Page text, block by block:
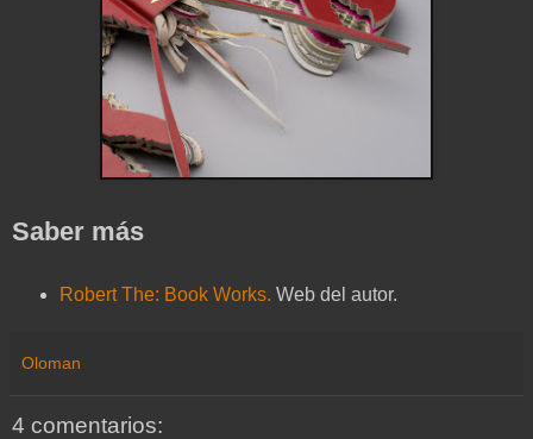
Saber más
Robert The: Book Works. Web del autor.
Oloman
4 comentarios: